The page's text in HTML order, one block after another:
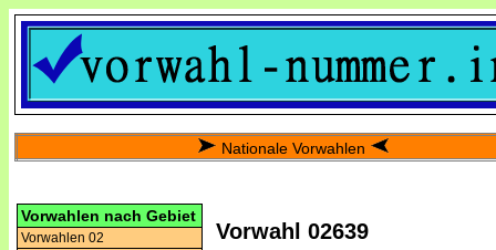
Nationale Vorwahlen
Vorwahlen nach Gebiet
Vorwahlen 02
Vorwahl 02639